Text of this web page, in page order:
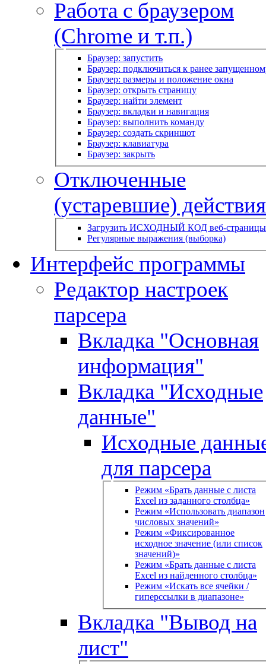
Работа с браузером
(Chrome и т.п.)
Браузер: запустить
Браузер: подключиться к ранее
Браузер: размеры и положение окна
Браузер: открыть страницу
Браузер: найти элемент
Браузер: вкладки и навигация
Браузер: выполнить команду
Браузер: создать скриншот
Браузер: клавиатура
Браузер: закрыть
Отключенные
(устаревшие) действия
Загрузить ИСХОДНЫЙ КОД веб-страницы
Регулярные выражения (выборка)
Интерфейс программы
Редактор настроек
парсера
Вкладка "Основная
информация"
Вкладка "Исходные
данные"
Исходные
для парсера
Режим «Брать данные с листа
Excel из заданного столбца»
Режим «Использовать диапазон
числовых значений»
Режим «Фиксированное
исходное значение (или список
значений)»
Режим «Брать данные с листа
Excel из найденного столбца»
Режим «Искать все ячейки /
гиперссылки в диапазоне»
Вкладка "Вывод на
лист"